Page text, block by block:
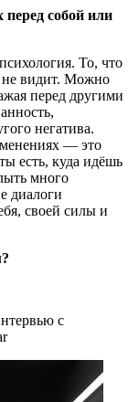
собой или
То, что
видит. Можно
перед другими
негатива.
— это
есть, куда идёшь
много
диалоги
своей силы и